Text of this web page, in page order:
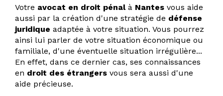
Votre avocat en droit pénalà Nantesvous aide
aussi par la création d'une stratégie de défense
juridique adaptée à votre situation. Vous pourrez
ainsi lui parler de votre situation économique ou
familiale, d'une éventuelle situation irrégulière...
En effet, dans ce dernier cas, ses connaissances
en droit des étrangersvous sera aussi d'une
aide précieuse.